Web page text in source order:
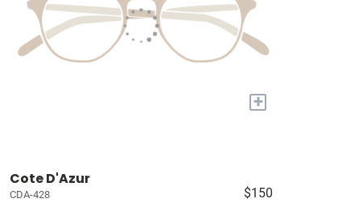
+
Cote D'Azur
CDA-428 $150